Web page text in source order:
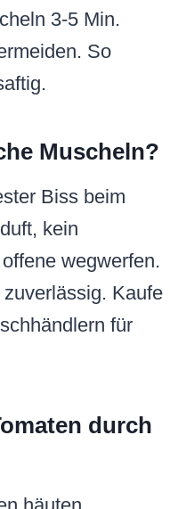
3-5 Min.
So
Muscheln?
Biss beim
kein
wegwerfen.
Kaufe
für
durch